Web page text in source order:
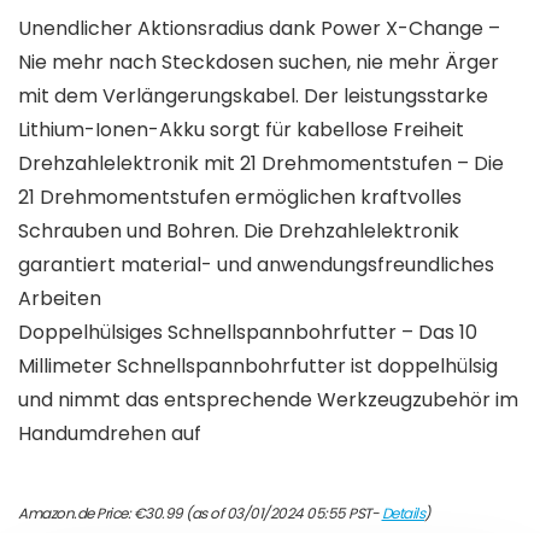
Unendlicher Aktionsradius dank Power X-Change –
Nie mehr nach Steckdosen suchen, nie mehr Ärger
mit dem Verlängerungskabel. Der leistungsstarke
Lithium-Ionen-Akku sorgt für kabellose Freiheit
Drehzahlelektronik mit 21 Drehmomentstufen – Die
21 Drehmomentstufen ermöglichen kraftvolles
Schrauben und Bohren. Die Drehzahlelektronik
garantiert material- und anwendungsfreundliches
Arbeiten
Doppelhülsiges Schnellspannbohrfutter – Das 10
Millimeter Schnellspannbohrfutter ist doppelhülsig
und nimmt das entsprechende Werkzeugzubehör im
Handumdrehen auf
Amazon.de Price:€30.99(as of 03/01/2024 05:55 PST-Details)